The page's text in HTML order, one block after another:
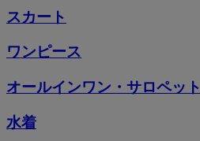
スカート
ワンピース
オールインワン・サロペット
水着